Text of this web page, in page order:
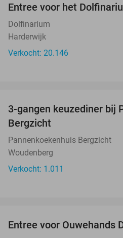
Entree voor het
Dolfinarium
Harderwijk
Verkocht: 20.146
3-gangen keuzediner bij
Bergzicht
Pannenkoekenhuis Bergzicht
Woudenberg
Verkocht: 1.011
Entree voor Ouwehands